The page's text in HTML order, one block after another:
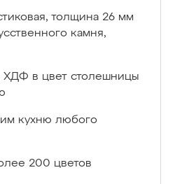
толщина 26 мм
камня,
ХДФ в цвет столешницы
кухню любого
200 цветов